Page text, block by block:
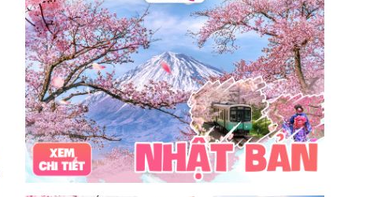
Nhật Bản
du lịch sầm sơn cần chuẩn bị gì
bãi tắm sấm sơn
đặc sản sầm sơn
đặc sản du lịch sầm sơn
tour du lịch 3 ngày 2 đêm
hải sản
Đảo Lan Châu
Cẩm nang du lịch Của Lò
chợ Cửa Lò
tour du lịch Cửa Lò